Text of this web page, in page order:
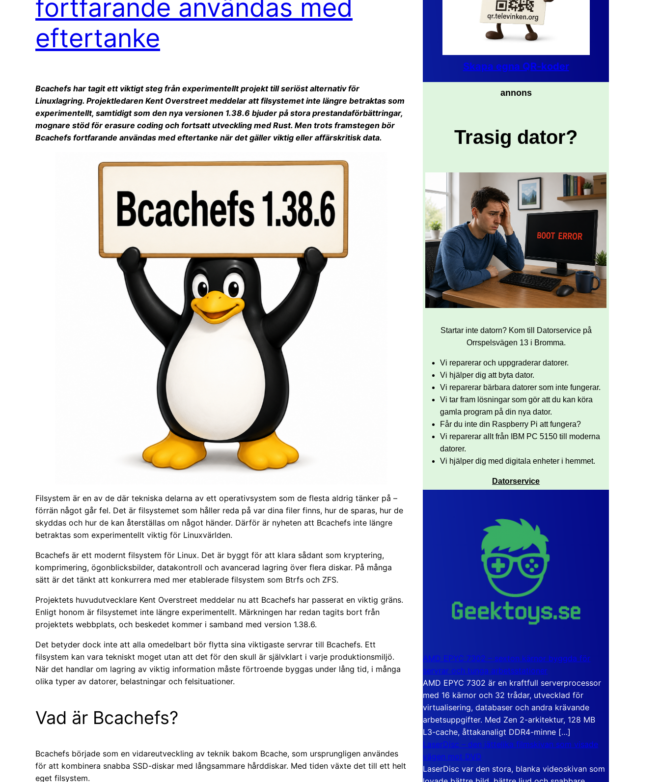
fortfarande användas med
eftertanke
Bcachefs har tagit ett viktigt steg från experimentellt projekt till seriöst alternativ för
Linuxlagring. Projektledaren Kent Overstreet meddelar att filsystemet inte längre betraktas som
experimentellt, samtidigt som den nya versionen 1.38.6 bjuder på stora prestandaförbättringar,
mognare stöd för erasure coding och fortsatt utveckling med Rust. Men trots framstegen bör
Bcachefs fortfarande användas med eftertanke när det gäller viktig eller affärskritisk data.
Filsystem är en av de där tekniska delarna av ett operativsystem som de flesta aldrig tänker på –
förrän något går fel. Det är filsystemet som håller reda på var dina filer finns, hur de sparas, hur de
skyddas och hur de kan återställas om något händer. Därför är nyheten att Bcachefs inte längre
betraktas som experimentellt viktig för Linuxvärlden.
Bcachefs är ett modernt filsystem för Linux. Det är byggt för att klara sådant som kryptering,
komprimering, ögonblicksbilder, datakontroll och avancerad lagring över flera diskar. På många
sätt är det tänkt att konkurrera med mer etablerade filsystem som Btrfs och ZFS.
Projektets huvudutvecklare Kent Overstreet meddelar nu att Bcachefs har passerat en viktig gräns.
Enligt honom är filsystemet inte längre experimentellt. Märkningen har redan tagits bort från
projektets webbplats, och beskedet kommer i samband med version 1.38.6.
Det betyder dock inte att alla omedelbart bör flytta sina viktigaste servrar till Bcachefs. Ett
filsystem kan vara tekniskt moget utan att det för den skull är självklart i varje produktionsmiljö.
När det handlar om lagring av viktig information måste förtroende byggas under lång tid, i många
olika typer av datorer, belastningar och felsituationer.
Vad är Bcachefs?
Bcachefs började som en vidareutveckling av teknik bakom Bcache, som ursprungligen användes
för att kombinera snabba SSD-diskar med långsammare hårddiskar. Med tiden växte det till ett helt
eget filsystem.
Skapa egna QR-koder
annons
Trasig dator?
Startar inte datorn? Kom till Datorservice på
Orrspelsvägen 13 i Bromma.
Vi reparerar och uppgraderar datorer.
Vi hjälper dig att byta dator.
Vi reparerar bärbara datorer som inte fungerar.
Vi tar fram lösningar som gör att du kan köra
gamla program på din nya dator.
Får du inte din Raspberry Pi att fungera?
Vi reparerar allt från IBM PC 5150 till moderna
datorer.
Vi hjälper dig med digitala enheter i hemmet.
Datorservice
AMD EPYC 7302 – sexton kärnor byggda för
servrar och tunga arbetsstationer
AMD EPYC 7302 är en kraftfull serverprocessor
med 16 kärnor och 32 trådar, utvecklad för
virtualisering, databaser och andra krävande
arbetsuppgifter. Med Zen 2-arkitektur, 128 MB
L3-cache, åttakanaligt DDR4-minne […]
LaserDisc – den jättelika filmskivan som visade
vägen mot DVD
LaserDisc var den stora, blanka videoskivan som